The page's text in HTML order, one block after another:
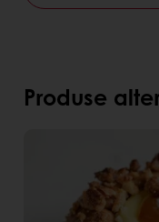
Produse